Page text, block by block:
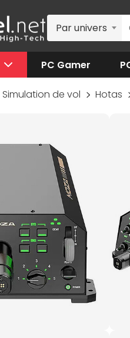
Par univers
PC Gamer
Simulation de vol Hotas